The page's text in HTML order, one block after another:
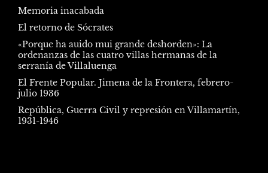
Memoria inacabada
El retorno de Sócrates
«Porque ha auido mui grande deshorden»: La
ordenanzas de las cuatro villas hermanas de la
serranía de Villaluenga
El Frente Popular. Jimena de la Frontera, febrero-
julio 1936
República, Guerra Civil y represión en Villamartín,
1931-1946